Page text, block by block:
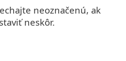
neoznačenú, ak
neskôr.